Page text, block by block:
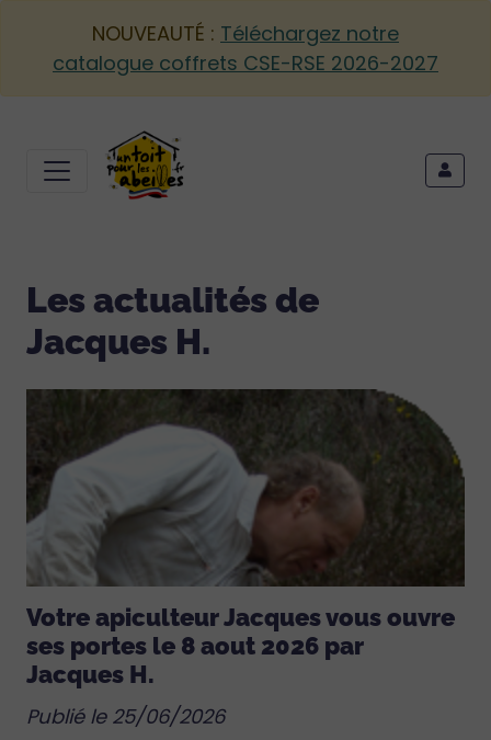
NOUVEAUTÉ : Téléchargez notre
catalogue coffrets CSE-RSE 2026-2027
Les actualités de
Jacques H.
Votre apiculteur Jacques vous ouvre
ses portes le 8 aout 2026 par
Jacques H.
Publié le 25/06/2026